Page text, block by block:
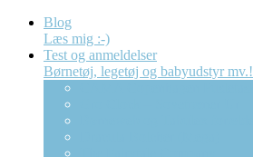
Blog
Læs mig :-)
Test og anmeldelser
Børnetøj, legetøj og babyudstyr mv.!